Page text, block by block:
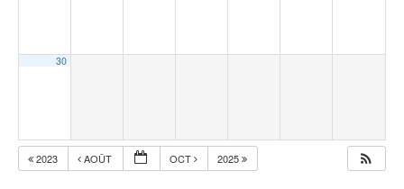
30
2023 AOÛT OCT 2025